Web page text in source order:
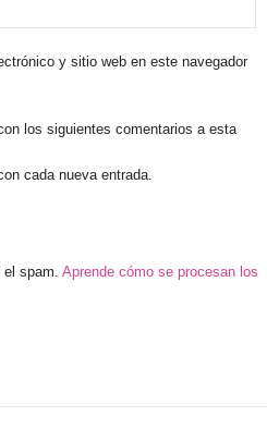
y sitio web en este navegador
los siguientes comentarios a esta
cada nueva entrada.
el spam. Aprende cómo se procesan los